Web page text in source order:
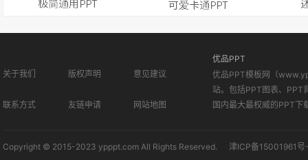
关于我们 版权声明 意见建议
联系方式 友链申请 网站地图
优品PPT
优品PPT模板网（
站。包括PPT图表、PPT
国内最大最权威的PPT下
Copyright © 2015-2023 ypppt.com All Rights Reserved. 津ICP备15001961号